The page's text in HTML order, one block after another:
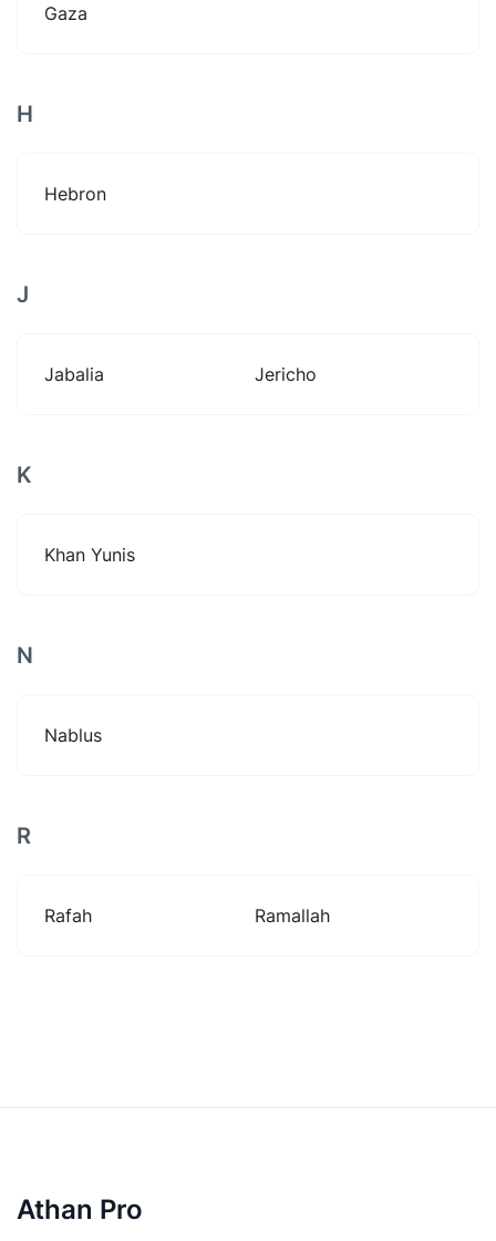
Gaza
H
Hebron
J
Jabalia Jericho
K
Khan Yunis
N
Nablus
R
Rafah Ramallah
Athan Pro